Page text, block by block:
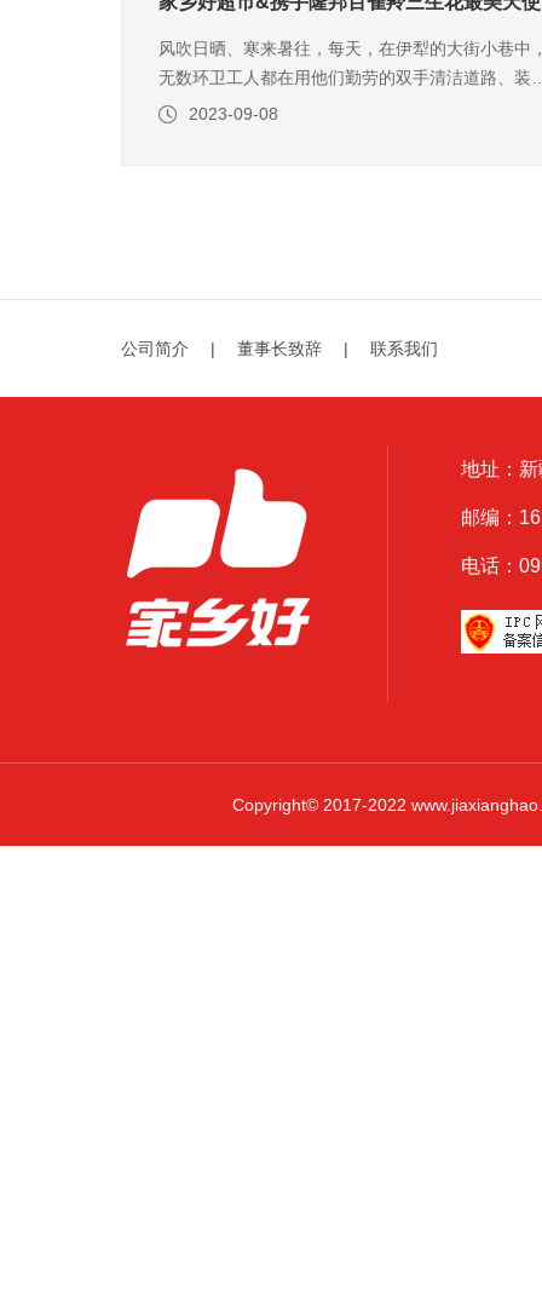
风吹日晒、寒来暑往，每天，在伊犁的大街小巷中
无数环卫工人都在用他们勤劳的双手清洁道路、装
城市。环卫工人们的坚守为人们的生活增添了一份
2023-09-08
公司简介 | 董事长致辞 | 联系我们
地址：
邮编：
电话：
Copyright© 2017-2022